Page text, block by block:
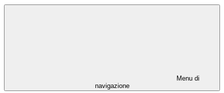
Menu di
navigazione